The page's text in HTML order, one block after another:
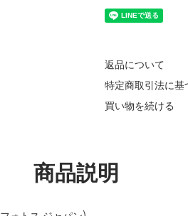
返品について
特定商取引法に基
買い物を続ける
商品説明